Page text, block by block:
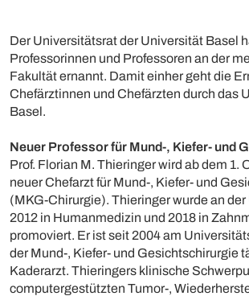
Der Universitätsrat der Universität Basel
Professorinnen und Professoren an der
Fakultät ernannt. Damit einher geht die
Chefärztinnen und Chefärzten durch das
Basel.
Neuer Professor für Mund-, Kiefer- und
Prof. Florian M. Thieringer wird ab dem 1.
neuer Chefarzt für Mund-, Kiefer- und
(MKG-Chirurgie). Thieringer wurde an
2012 in Humanmedizin und 2018 in
promoviert. Er ist seit 2004 am
der Mund-, Kiefer- und Gesichtschirurgie
Kaderarzt. Thieringers klinische
computergestützten Tumor-,